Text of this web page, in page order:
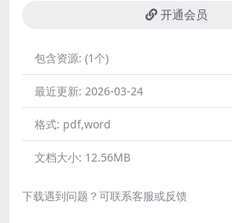
开通会员
包含资源: (1个)
最近更新: 2026-03-24
格式: pdf,word
文档大小: 12.56MB
下载遇到问题？可联系客服或反馈